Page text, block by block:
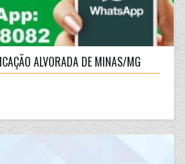
ALVORADA DE MINAS/MG